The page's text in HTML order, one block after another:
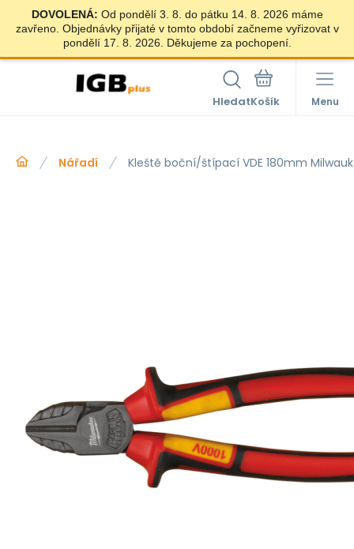
DOVOLENÁ: Od pondělí 3. 8. do pátku 14. 8. 2026 máme
zavřeno. Objednávky přijaté v tomto období začneme vyřizovat v
pondělí 17. 8. 2026. Děkujeme za pochopení.
Hledat Menu
Nářadí Kleště boční/štípací VDE 180mm